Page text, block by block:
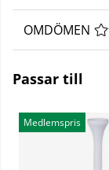
OMDÖMEN
Passar till
Medlemspris